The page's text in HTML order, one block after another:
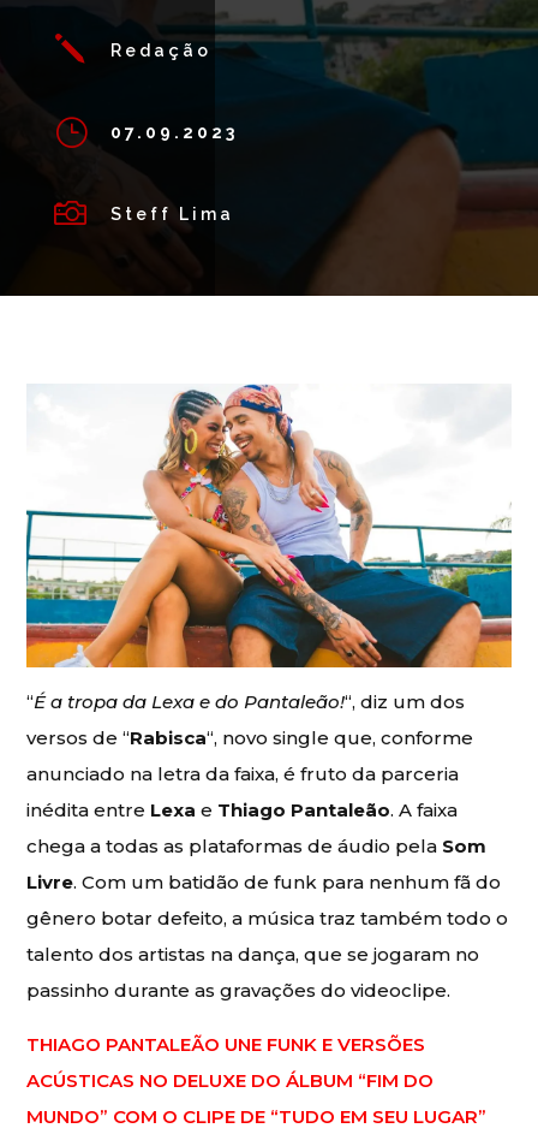
j Redação
} 07.09.2023
 Steff Lima
“É a tropa da Lexa e do Pantaleão!“, diz um dos
versos de “Rabisca“, novo single que, conforme
anunciado na letra da faixa, é fruto da parceria
inédita entre Lexae Thiago Pantaleão. A faixa
chega a todas as plataformas de áudio pela Som
Livre. Com um batidão de funk para nenhum fã do
gênero botar defeito, a música traz também todo o
talento dos artistas na dança, que se jogaram no
passinho durante as gravações do videoclipe.
THIAGO PANTALEÃO UNE FUNK E VERSÕES
ACÚSTICAS NO DELUXE DO ÁLBUM “FIM DO
MUNDO” COM O CLIPE DE “TUDO EM SEU LUGAR”